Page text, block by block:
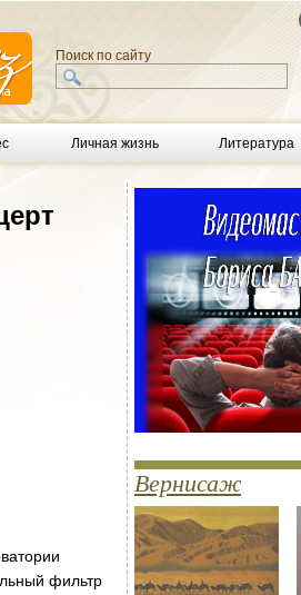
Поиск по сайту
Личная жизнь Литература
фильтр
Вернисаж